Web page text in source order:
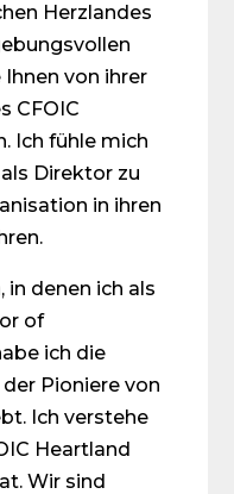
Herzlandes
von ihrer
CFOIC
Ich fühle mich
Direktor zu
in ihren
in denen ich als
of
ich die
Pioniere von
Ich verstehe
Heartland
Wir sind